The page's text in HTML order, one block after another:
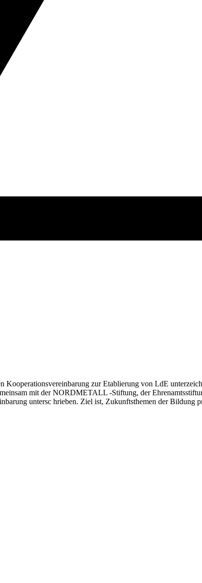
zur Etablierung von LdE
mit der NORDMETALL -Stiftung, der
untersc hrieben. Ziel ist, Zukunftsthemen der Bildung